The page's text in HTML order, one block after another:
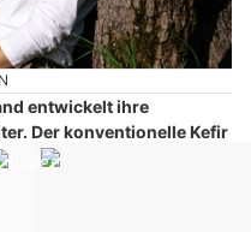
entwickelt ihre
Der konventionelle Kefir
Qualität enthalten ab
statt bisher acht
Lebensmitteln